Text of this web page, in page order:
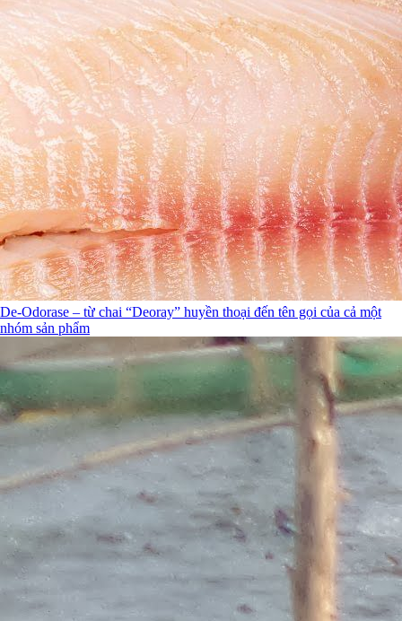
De-Odorase – từ chai “Deoray” huyền thoại đến tên gọi của cả một
nhóm sản phẩm